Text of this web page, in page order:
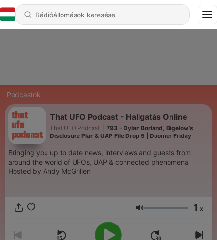
Podcastok
That UFO Podcast - Hallgatás Online
That UFO Podcast
793 - Dylan Borland, Bigelow’s
Disclosure Plan & UAP File Drop 5 | Doomer Friday
Bringing you up to date news, interviews and guests from
around the world of UFOs, UAP & connected phenomena
Hosted by Andy McGrillen
Hangerő 1 x